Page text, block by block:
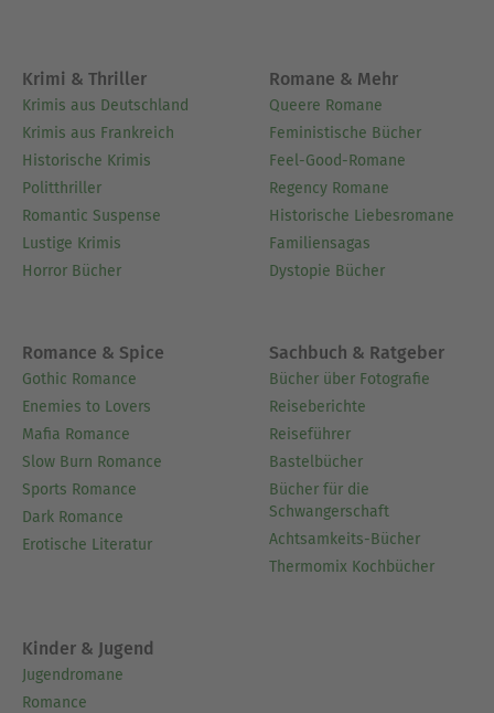
Krimi & Thriller
Krimis aus Deutschland
Krimis aus Frankreich
Historische Krimis
Politthriller
Romantic Suspense
Lustige Krimis
Horror Bücher
Romane & Mehr
Queere Romane
Feministische Bücher
Feel-Good-Romane
Regency Romane
Historische Liebesromane
Familiensagas
Dystopie Bücher
Romance & Spice
Gothic Romance
Enemies to Lovers
Mafia Romance
Slow Burn Romance
Sports Romance
Dark Romance
Erotische Literatur
Sachbuch & Ratgeber
Bücher über Fotografie
Reiseberichte
Reiseführer
Bastelbücher
Bücher für die
Schwangerschaft
Achtsamkeits-Bücher
Thermomix Kochbücher
Kinder & Jugend
Jugendromane
Romance